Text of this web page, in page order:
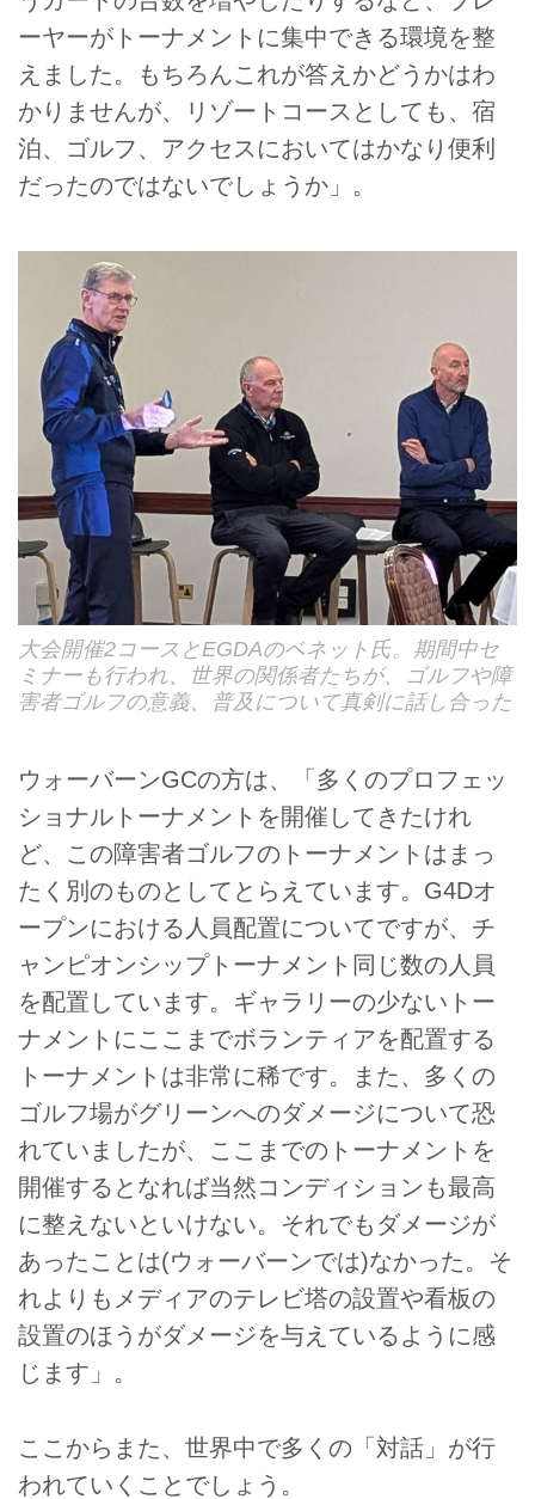
ーヤーがトーナメントに集中できる環境を整
えました。もちろんこれが答えかどうかはわ
かりませんが、リゾートコースとしても、宿
泊、ゴルフ、アクセスにおいてはかなり便利
だったのではないでしょうか」。
大会開催2コースとEGDAのベネット氏。期間中セ
ミナーも行われ、世界の関係者たちが、ゴルフや障
害者ゴルフの意義、普及について真剣に話し合った
ウォーバーンGCの方は、「多くのプロフェッ
ショナルトーナメントを開催してきたけれ
ど、この障害者ゴルフのトーナメントはまっ
たく別のものとしてとらえています。G4Dオ
ープンにおける人員配置についてですが、チ
ャンピオンシップトーナメント同じ数の人員
を配置しています。ギャラリーの少ないトー
ナメントにここまでボランティアを配置する
トーナメントは非常に稀です。また、多くの
ゴルフ場がグリーンへのダメージについて恐
れていましたが、ここまでのトーナメントを
開催するとなれば当然コンディションも最高
に整えないといけない。それでもダメージが
あったことは(ウォーバーンでは)なかった。そ
れよりもメディアのテレビ塔の設置や看板の
設置のほうがダメージを与えているように感
じます」。
ここからまた、世界中で多くの「対話」が行
われていくことでしょう。